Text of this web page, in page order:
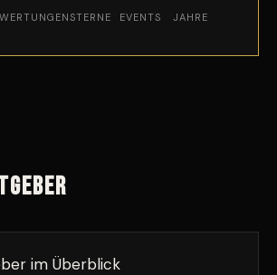
STERNE EVENTS JAHRE
im Überblick